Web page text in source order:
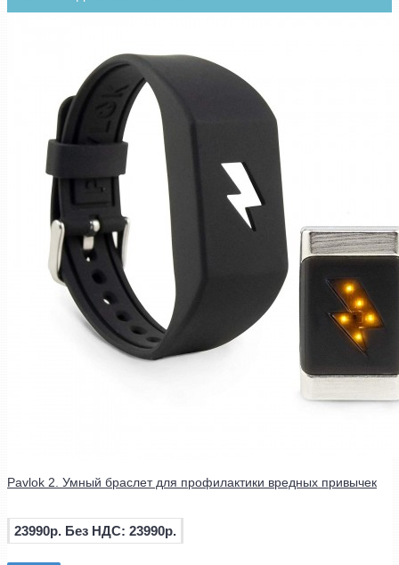
Pavlok 2. Умный браслет для профилактики вредных привычек
23990р. Без НДС: 23990р.